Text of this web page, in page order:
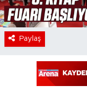
Paylaş